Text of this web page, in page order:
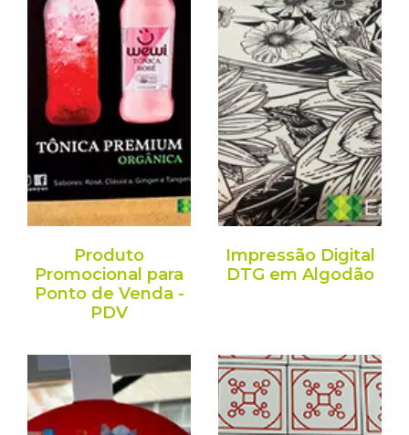
Produto
Promocional para
Ponto de Venda -
PDV
Impressão Digital
DTG em Algodão